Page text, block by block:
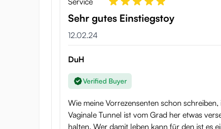
Sehr gutes Einstiegstoy
12.02.24
DuH
Verified Buyer
Wie meine Vorrezensenten schon
Vaginale Tunnel ist vom Grad her etwas
halten. Wer damit leben kann für den ist es